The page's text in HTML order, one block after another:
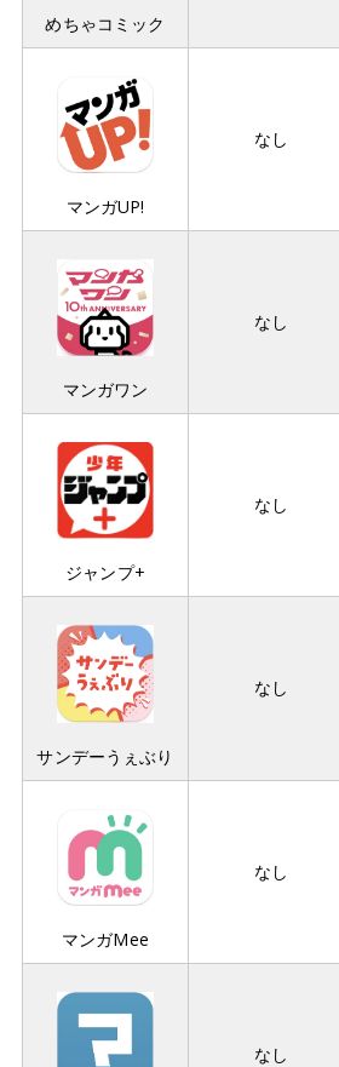
めちゃコミック
マンガUP!
なし
マンガワン
なし
ジャンプ+
なし
サンデーうぇぶり
なし
マンガMee
なし
なし